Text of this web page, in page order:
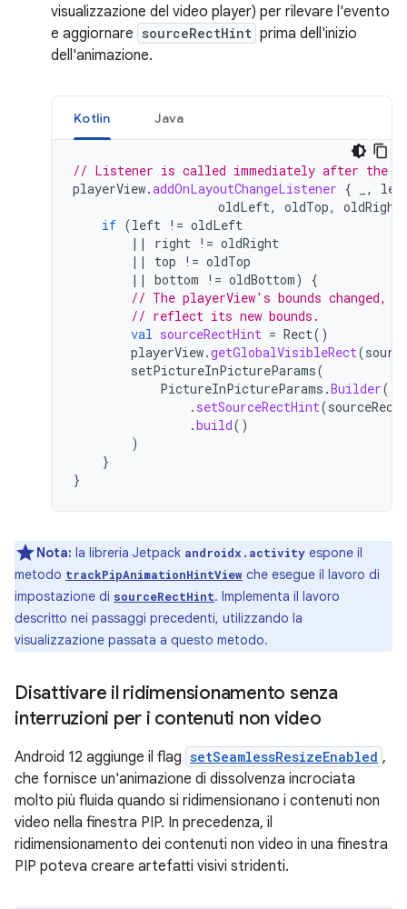
visualizzazione del video player) per rilevare l'evento
e aggiornare sourceRectHint prima dell'inizio
dell'animazione.
Kotlin Java
// Listener is called immediately after the
playerView.addOnLayoutChangeListener { ,
oldLeft, oldTop, oldRight
if (left != oldLeft
||
right != oldRight
||
top != oldTop
||
bottom != oldBottom)
{
// The playerView's bounds changed,
// reflect its new bounds.
val sourceRectHint = Rect()
playerView.getGlobalVisibleRect(
setPictureInPictureParams(
PictureInPictureParams .Builder()
. setSourceRectHint(
.build()
)
}
}
Nota: la libreria Jetpack androidx.activity espone il
metodo trackPipAnimationHintView che esegue il lavoro di
impostazione di sourceRectHint. Implementa il lavoro
descritto nei passaggi precedenti, utilizzando la
visualizzazione passata a questo metodo.
Disattivare il ridimensionamento senza
interruzioni per i contenuti non video
Android 12 aggiunge il flag setSeamlessResizeEnabled ,
che fornisce un'animazione di dissolvenza incrociata
molto più fluida quando si ridimensionano i contenuti non
video nella finestra PIP. In precedenza, il
ridimensionamento dei contenuti non video in una finestra
PIP poteva creare artefatti visivi stridenti.